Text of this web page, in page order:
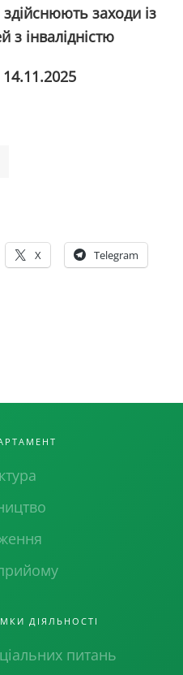
заходи із
з інвалідністю
X Telegram
ДІЯЛЬНОСТІ
питань